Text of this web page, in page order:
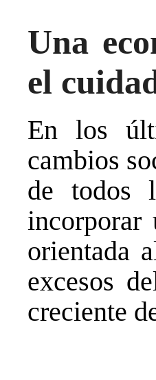
Una
el
En los
cambios
de todos
incorporar
orientada
excesos
creciente